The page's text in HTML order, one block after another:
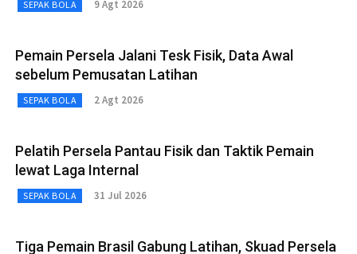
SEPAK BOLA 9 Agt 2026
Pemain Persela Jalani Tesk Fisik, Data Awal
sebelum Pemusatan Latihan
SEPAK BOLA 2 Agt 2026
Pelatih Persela Pantau Fisik dan Taktik Pemain
lewat Laga Internal
SEPAK BOLA 31 Jul 2026
Tiga Pemain Brasil Gabung Latihan, Skuad Persela